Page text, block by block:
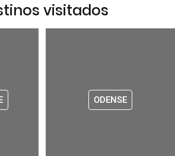
visitados
ODENSE